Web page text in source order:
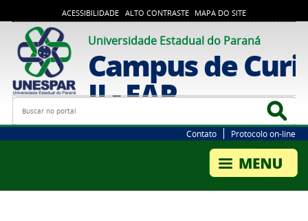
ACESSIBILIDADE ALTO CONTRASTE MAPA DO SITE
Universidade Estadual do Paraná
Campus de
II - FAP
Busca
Contato Protocolo on-line